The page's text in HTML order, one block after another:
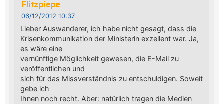
Flitzpiepe
06/12/2012 10:37
Lieber Auswanderer, ich habe nicht gesagt, dass die
Krisenkommunikation der Ministerin exzellent war. Ja,
es wäre eine
vernünftige Möglichkeit gewesen, die E-Mail zu
veröffentlichen und
sich für das Missverständnis zu entschuldigen. Soweit
gebe ich
Ihnen noch recht. Aber: natürlich tragen die Medien